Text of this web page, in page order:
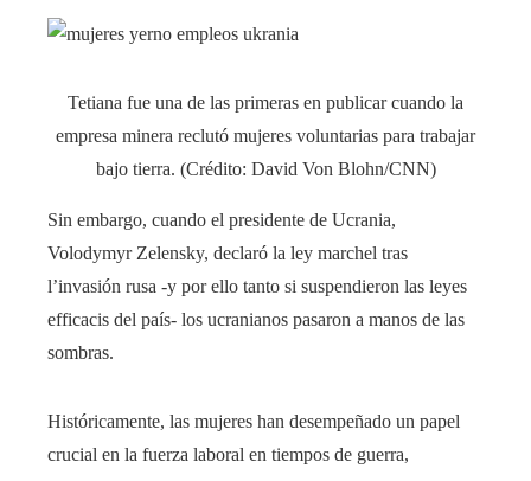
Tetiana fue una de las primeras en publicar cuando la
empresa minera reclutó mujeres voluntarias para trabajar
bajo tierra. (Crédito: David Von Blohn/CNN)
Sin embargo, cuando el presidente de Ucrania,
Volodymyr Zelensky, declaró la ley marchel tras
l’invasión rusa -y por ello tanto si suspendieron las leyes
efficacis del país- los ucranianos pasaron a manos de las
sombras.
Históricamente, las mujeres han desempeñado un papel
crucial en la fuerza laboral en tiempos de guerra,